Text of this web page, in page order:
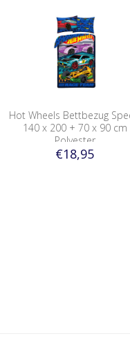
Hot Wheels Bettbezug
140 x 200 + 70 x 90 cm
Polyester
€18,95